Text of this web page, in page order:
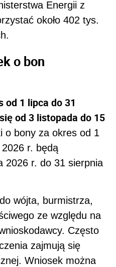
Energii z
około 402 tys.
o bon
od 1 lipca do 31
od 3 listopada do 15
o bony za okres od 1
r. będą
2026 r. do 31 sierpnia
wójta, burmistrza,
ze względu na
Często
zajmują się
Wniosek można